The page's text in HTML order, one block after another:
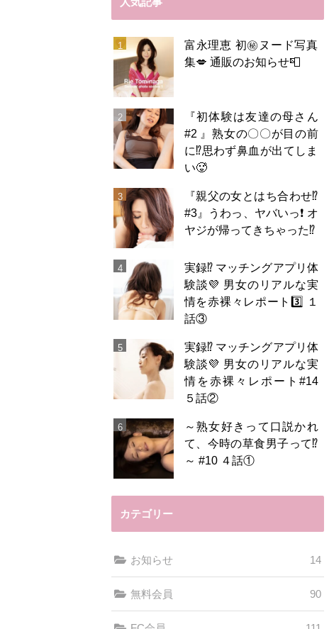
富永理恵 初㊙️ヌード写真
集💋 通販のお知らせ📮
『初体験は友達の母さん
#2 』熟女の〇〇が目の前
に⁉️思わず鼻血が出てしま
い🥵
『親父の女とはち合わせ⁉︎
#3』うわっ、ヤバいっ❗️ オ
ヤジが帰ってきちゃった⁉️
実録⁉️ マッチングアプリ体
験談💜 男女のリアルな実
情を赤裸々レポート3️⃣ １
話③
実録⁉️ マッチングアプリ体
験談💜 男女のリアルな実
情を赤裸々レポート#14
５話②
～熟女好きって口説かれ
て、今時の草食男子って⁉️
～ #10 ４話①
カテゴリー
お知らせ 14
無料会員 90